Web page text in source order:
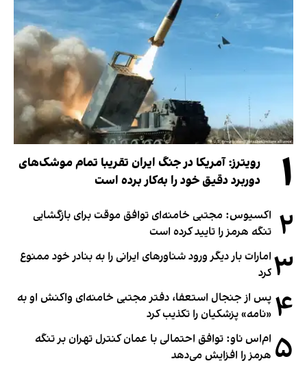
۱
رویترز: آمریکا در جنگ ایران تقریبا تمام موشک‌های
دوربرد دقیق خود را به‌کار برده است
۲ اکسیوس: مجتبی خامنه‌ای توافق موقت برای بازگشایی
تنگه هرمز را تایید کرده است
۳ امارات بار دیگر ورود شناورهای ایرانی را به بنادر خود ممنوع
کرد
۴ پس از جنجال استعفا، دفتر مجتبی خامنه‌ای واکنش او به
«نامه» پزشکیان را تکذیب کرد
۵ ام‌اس ناو: توافق احتمالی با عمان کنترل تهران بر تنگه
هرمز را افزایش می‌دهد